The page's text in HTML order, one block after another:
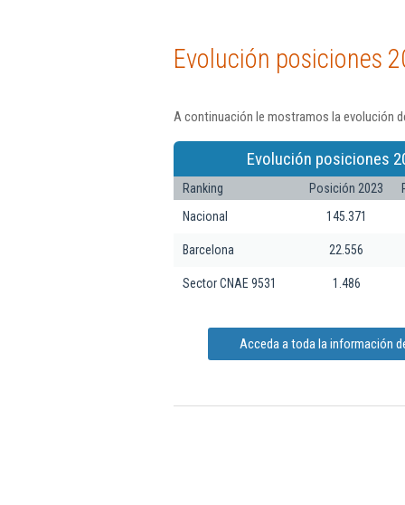
Evolución posiciones
A continuación le mostramos la evolución
Evolución posiciones
Ranking Posición 2023
Nacional
145.371
Barcelona 22.556
Sector CNAE 9531 1.486
Acceda a toda la información